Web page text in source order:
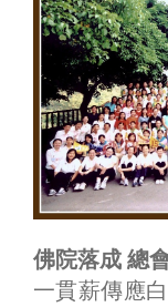
佛院落成 總
一貫薪傳應